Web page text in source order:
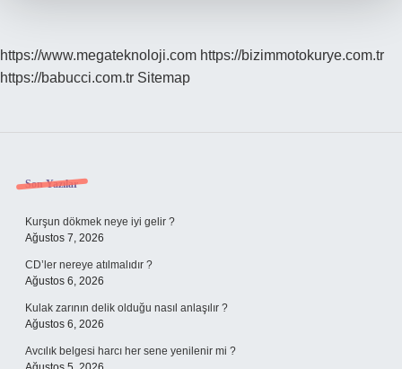
https://www.megateknoloji.com https://bizimmotokurye.com.tr
https://babucci.com.tr Sitemap
Sidebar
Son Yazılar
Kurşun dökmek neye iyi gelir ?
Ağustos 7, 2026
CD’ler nereye atılmalıdır ?
Ağustos 6, 2026
Kulak zarının delik olduğu nasıl anlaşılır ?
Ağustos 6, 2026
Avcılık belgesi harcı her sene yenilenir mi ?